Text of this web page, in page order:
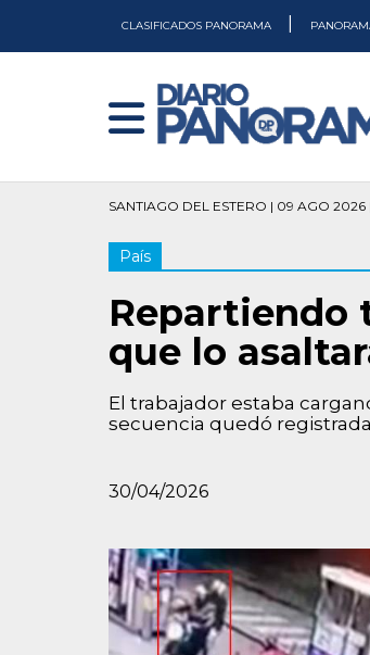
CLASIFICADOS PANORAMA
SANTIAGO DEL ESTERO | 09 AGO 2026
País
Repartiendo
que lo
El trabajador estaba
secuencia quedó
30/04/2026